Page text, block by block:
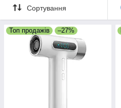
Сортування
Топ продажів –27%